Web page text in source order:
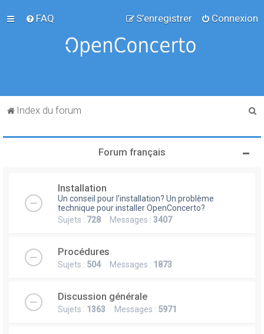
FAQ Connexion
S’enregistrer
Index du forum
Forum français
Installation
Un conseil pour l'installation? Un problème
technique pour installer OpenConcerto?
Sujets : 728 Messages : 3407
Procédures
Sujets : 504Messages : 1873
Discussion générale
Sujets : 1363 Messages : 5971